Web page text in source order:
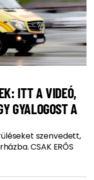
ITT A VIDEÓ,
GYALOGOST A
szenvedett,
CSAK ERŐS